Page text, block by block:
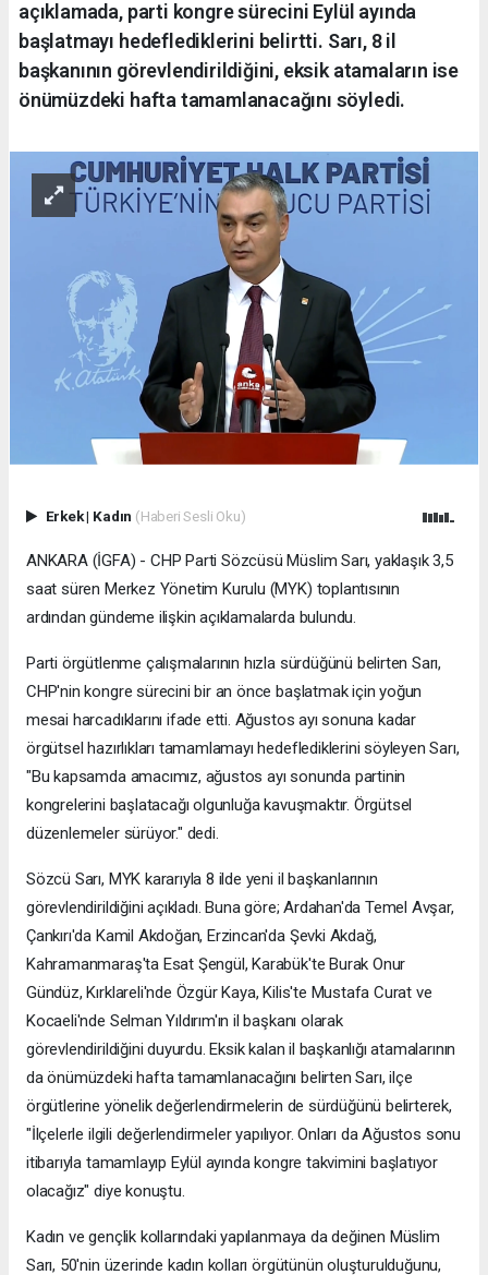
açıklamada, parti kongre sürecini Eylül ayında
başlatmayı hedeflediklerini belirtti. Sarı, 8 il
başkanının görevlendirildiğini, eksik atamaların ise
önümüzdeki hafta tamamlanacağını söyledi.
Erkek| Kadın (Haberi Sesli Oku)
ANKARA (İGFA) - CHP Parti Sözcüsü Müslim Sarı, yaklaşık 3,5
saat süren Merkez Yönetim Kurulu (MYK) toplantısının
ardından gündeme ilişkin açıklamalarda bulundu.
Parti örgütlenme çalışmalarının hızla sürdüğünü belirten Sarı,
CHP'nin kongre sürecini bir an önce başlatmak için yoğun
mesai harcadıklarını ifade etti. Ağustos ayı sonuna kadar
örgütsel hazırlıkları tamamlamayı hedeflediklerini söyleyen Sarı,
"Bu kapsamda amacımız, ağustos ayı sonunda partinin
kongrelerini başlatacağı olgunluğa kavuşmaktır. Örgütsel
düzenlemeler sürüyor." dedi.
Sözcü Sarı, MYK kararıyla 8 ilde yeni il başkanlarının
görevlendirildiğini açıkladı. Buna göre; Ardahan'da Temel Avşar,
Çankırı'da Kamil Akdoğan, Erzincan'da Şevki Akdağ,
Kahramanmaraş'ta Esat Şengül, Karabük'te Burak Onur
Gündüz, Kırklareli'nde Özgür Kaya, Kilis'te Mustafa Curat ve
Kocaeli'nde Selman Yıldırım'ın il başkanı olarak
görevlendirildiğini duyurdu. Eksik kalan il başkanlığı atamalarının
da önümüzdeki hafta tamamlanacağını belirten Sarı, ilçe
örgütlerine yönelik değerlendirmelerin de sürdüğünü belirterek,
"İlçelerle ilgili değerlendirmeler yapılıyor. Onları da Ağustos sonu
itibarıyla tamamlayıp Eylül ayında kongre takvimini başlatıyor
olacağız" diye konuştu.
Kadın ve gençlik kollarındaki yapılanmaya da değinen Müslim
Sarı, 50'nin üzerinde kadın kolları örgütünün oluşturulduğunu,